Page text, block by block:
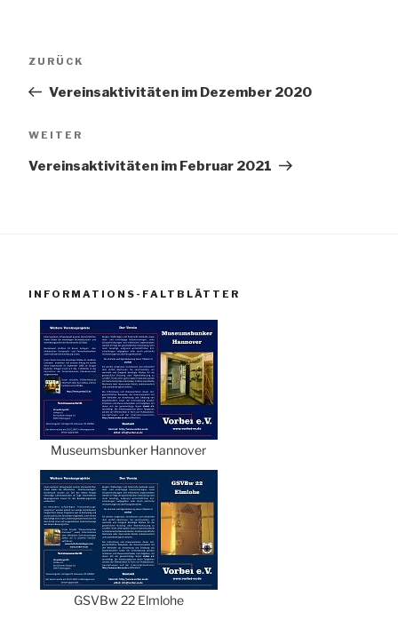
Vorheriger
ZURÜCK
Vereinsaktivitäten im Dezember 2020
Nächster
WEITER
Vereinsaktivitäten im Februar 2021
INFORMATIONS-FALTBLÄTTER
Museumsbunker Hannover
GSVBw 22 Elmlohe